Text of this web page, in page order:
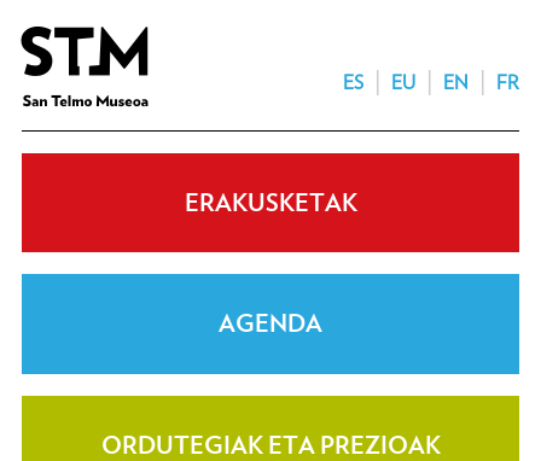
ES EU EN FR
ERAKUSKETAK
AGENDA
ORDUTEGIAK ETA PREZIOAK